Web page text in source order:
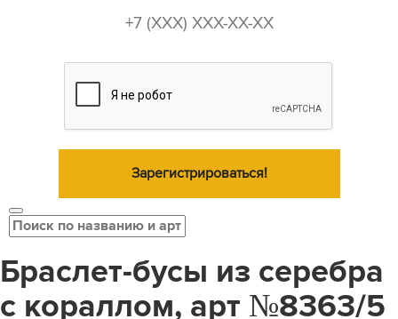
Зарегистрироваться!
Браслет-бусы из серебра
с кораллом, арт №8363/5